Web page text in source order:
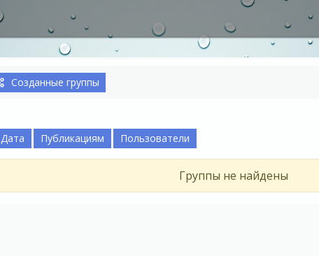
Созданные группы
Дата Публикациям Пользователи
Группы не найдены